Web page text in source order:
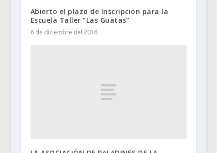
Abierto el plazo de Inscripción para la
Escuela Taller “Las Guatas”
6 de diciembre del 2016